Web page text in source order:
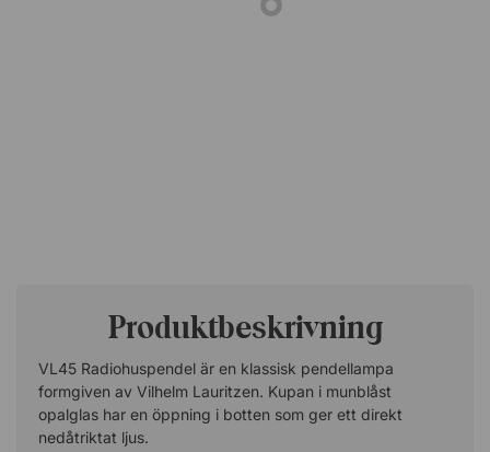
Produktbeskrivning
VL45 Radiohuspendel är en klassisk pendellampa
formgiven av Vilhelm Lauritzen. Kupan i munblåst
opalglas har en öppning i botten som ger ett direkt
nedåtriktat ljus.